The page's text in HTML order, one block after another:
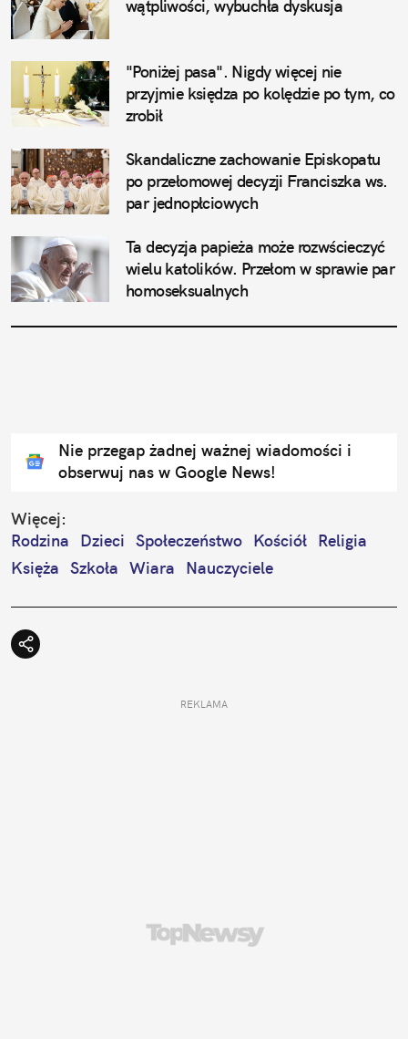
wątpliwości, wybuchła dyskusja
"Poniżej pasa". Nigdy więcej nie
przyjmie księdza po kolędzie po tym, co
zrobił
Skandaliczne zachowanie Episkopatu
po przełomowej decyzji Franciszka ws.
par jednopłciowych
Ta decyzja papieża może rozwścieczyć
wielu katolików. Przełom w sprawie par
homoseksualnych
Nie przegap żadnej ważnej wiadomości i
obserwuj nas w Google News!
Więcej:
Rodzina
Dzieci Społeczeństwo Kościół Religia
Księża Szkoła Wiara Nauczyciele
REKLAMA